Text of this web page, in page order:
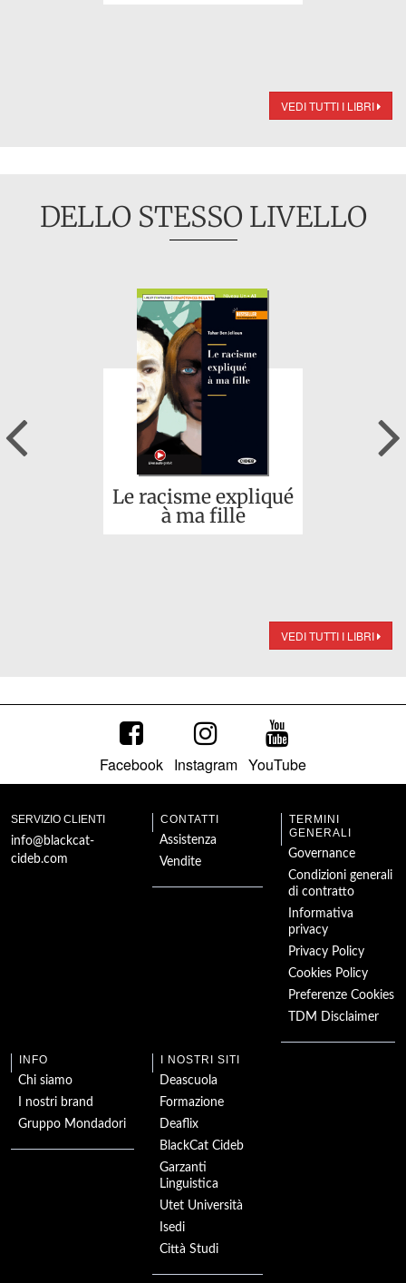
VEDI TUTTI I LIBRI
DELLO STESSO LIVELLO
Le racisme expliqué
à ma fille
Previous
VEDI TUTTI I LIBRI
Facebook Instagram YouTube